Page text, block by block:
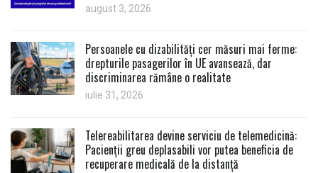
august 3, 2026
Persoanele cu dizabilități cer măsuri mai ferme:
drepturile pasagerilor în UE avansează, dar
discriminarea rămâne o realitate
iulie 31, 2026
Telereabilitarea devine serviciu de telemedicină:
Pacienții greu deplasabili vor putea beneficia de
recuperare medicală de la distanță